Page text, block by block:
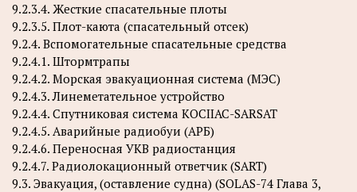
9.2.3.4. Жесткие спасательные плоты
9.2.3.5. Плот-каюта (спасательный отсек)
9.2.4. Вспомогательные спасательные средства
9.2.4.1. Штормтрапы
9.2.4.2. Морская эвакуационная система (МЭС)
9.2.4.3. Линеметательное устройство
9.2.4.4. Спутниковая система KOCIIAC-SARSАТ
9.2.4.5. Аварийные радиобуи (АРБ)
9.2.4.6. Переносная УКВ радиостанция
9.2.4.7. Радиолокационный ответчик (SART)
9.3. Эвакуация, (оставление судна) (SOLAS-74 Глава 3,